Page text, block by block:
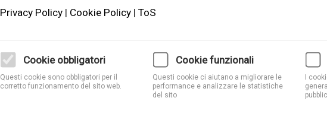
Quantita':
Durezze Disponibili:
Privacy Policy | Cookie Policy | ToS
Cookie obbligatori
Questi cookie sono obbligatori per il
corretto funzionamento del sito web.
Cookie funzionali
Questi cookie ci aiutano a migliorare le
performance e analizzare le statistiche
del sito
I